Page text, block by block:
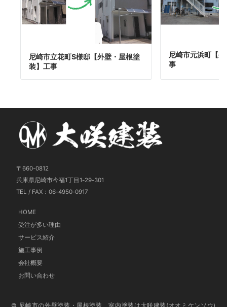
尼崎市立花町S様邸【外壁・屋根塗
装】工事
尼崎市元浜町【
事
〒660-0812
兵庫県尼崎市今福1丁目1-29-301
TEL / FAX：06-4950-0917
HOME
受注が多い理由
サービス紹介
施工事例
会社概要
お問い合わせ
© 尼崎市の外壁塗装・屋根塗装、室内塗装は大咲建装(オオミケンソウ)